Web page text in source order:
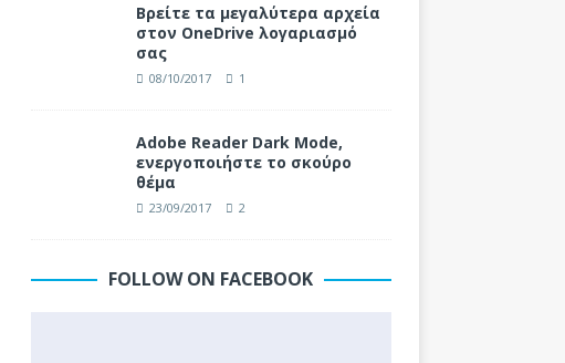
Βρείτε τα μεγαλύτερα αρχεία
στον OneDrive λογαριασμό
σας
08/10/2017 1
Adobe Reader Dark Mode,
ενεργοποιήστε το σκούρο
θέμα
23/09/2017 2
FOLLOW ON FACEBOOK